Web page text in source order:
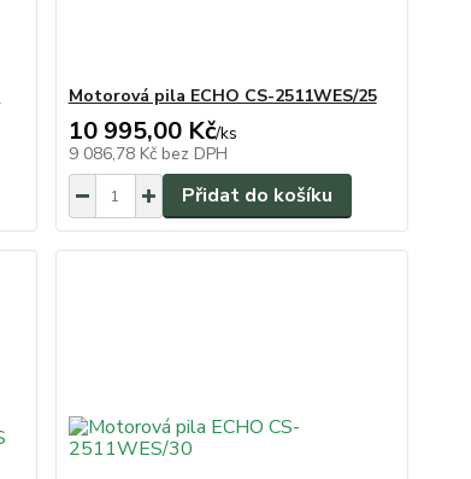
Motorová pila ECHO CS-2511WES/25
10 995,00 Kč/ks
9 086,78 Kč bez DPH
Přidat do košíku